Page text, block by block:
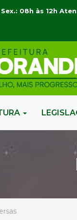
08h às 12h